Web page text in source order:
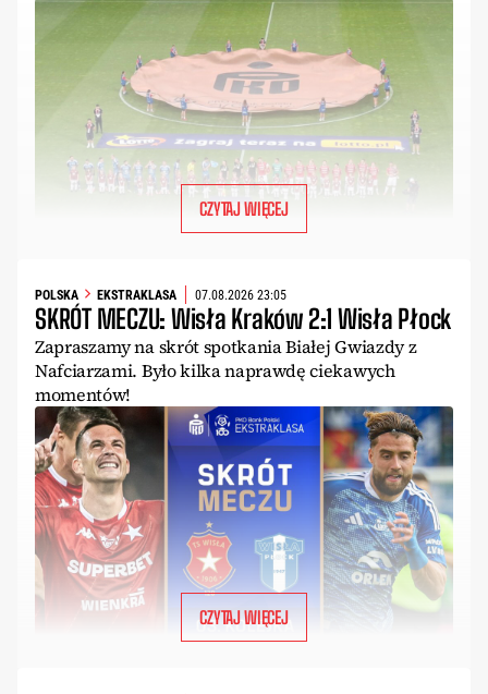
CZYTAJ WIĘCEJ
POLSKA EKSTRAKLASA 07.08.2026 23:05
SKRÓT MECZU: Wisła Kraków 2:1 Wisła Płock
Zapraszamy na skrót spotkania Białej Gwiazdy z
Nafciarzami. Było kilka naprawdę ciekawych
momentów!
CZYTAJ WIĘCEJ